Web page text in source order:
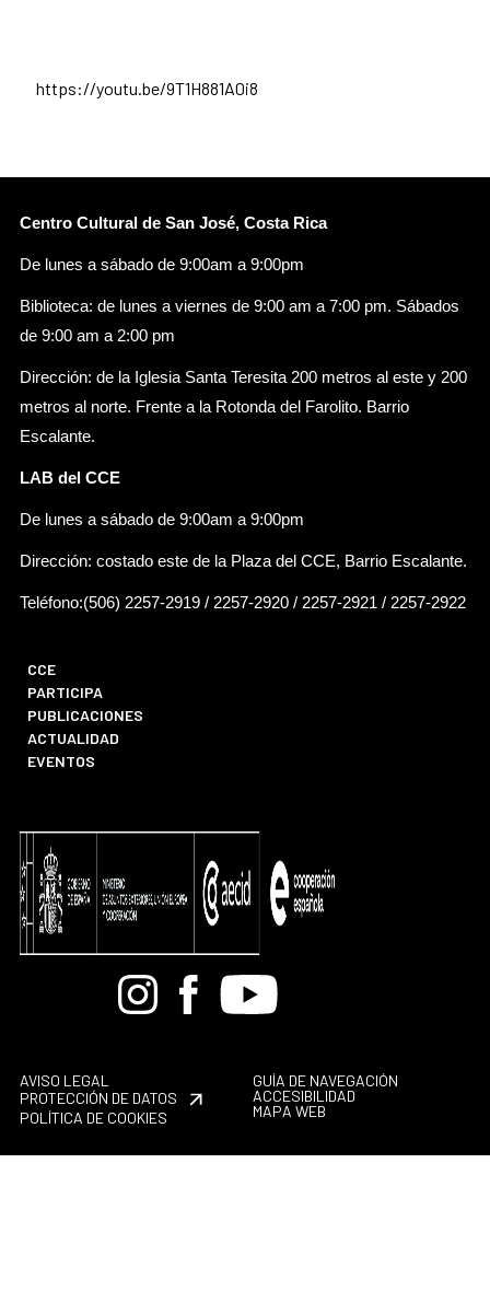
https://youtu.be/9T1H881A0i8
Centro Cultural de San José, Costa Rica
De lunes a sábado de 9:00am a 9:00pm
Biblioteca: de lunes a viernes de 9:00 am a 7:00 pm. Sábados
de 9:00 am a 2:00 pm
Dirección: de la Iglesia Santa Teresita 200 metros al este y 200
metros al norte. Frente a la Rotonda del Farolito. Barrio
Escalante.
LAB del CCE
De lunes a sábado de 9:00am a 9:00pm
Dirección: costado este de la Plaza del CCE, Barrio Escalante.
Teléfono:(506) 2257-2919 / 2257-2920 / 2257-2921 / 2257-2922
CCE
PARTICIPA
PUBLICACIONES
ACTUALIDAD
EVENTOS
BandcampInstagramFacebook
Youtube
AVISO LEGAL
PROTECCIÓN DE DATOS
POLÍTICA DE COOKIES
GUÍA DE NAVEGACIÓN
ACCESIBILIDAD
MAPA WEB